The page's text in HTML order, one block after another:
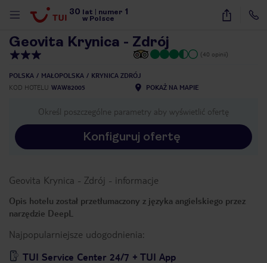
30 lat numer 1
w Polsce
12
Geovita Krynica - Zdrój
(40 opinii)
POLSKA MAŁOPOLSKA
KRYNICA ZDRÓJ
KOD HOTELU WAW82005 POKAŻ NA MAPIE
Określ poszczególne parametry aby wyświetlić ofertę
Konfiguruj ofertę
Geovita Krynica - Zdrój - informacje
Opis hotelu został przetłumaczony z języka angielskiego przez
narzędzie DeepL
Najpopularniejsze udogodnienia:
TUI Service Center 24/7 + TUI App